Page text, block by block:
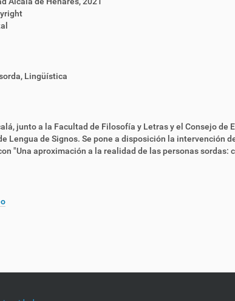
, Lingüística
junto a la Facultad de Filosofía y Letras y el Consejo de
Lengua de Signos. Se pone a disposición la intervención
"Una aproximación a la realidad de las personas sordas: